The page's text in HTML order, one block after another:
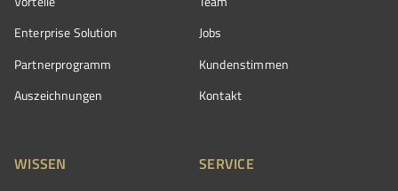
Enterprise Solution
Partnerprogramm
Auszeichnungen
Jobs
Kundenstimmen
Kontakt
WISSEN SERVICE